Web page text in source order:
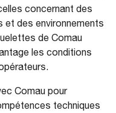
concernant des
et des environnements
de Comau
les conditions
Comau pour
techniques